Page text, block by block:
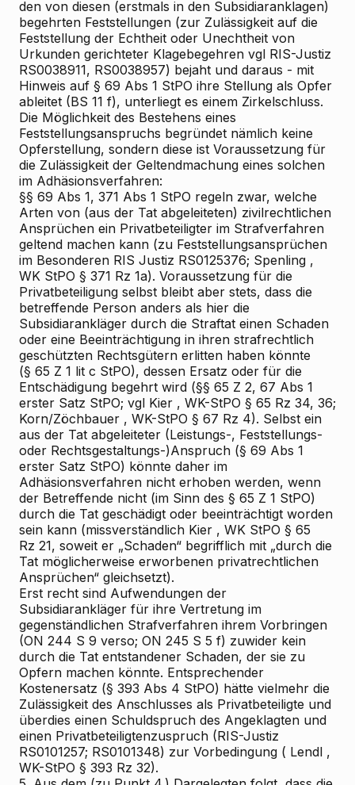
den von diesen (erstmals in den Subsidiaranklagen)
begehrten Feststellungen (zur Zulässigkeit auf die
Feststellung der Echtheit oder Unechtheit von
Urkunden gerichteter Klagebegehren vgl RIS-Justiz
RS0038911, RS0038957) bejaht und daraus - mit
Hinweis auf § 69 Abs 1 StPO ihre Stellung als Opfer
ableitet (BS 11 f), unterliegt es einem Zirkelschluss.
Die Möglichkeit des Bestehens eines
Feststellungsanspruchs begründet nämlich keine
Opferstellung, sondern diese ist Voraussetzung für
die Zulässigkeit der Geltendmachung eines solchen
im Adhäsionsverfahren:
§§ 69 Abs 1, 371 Abs 1 StPO regeln zwar, welche
Arten von (aus der Tat abgeleiteten) zivilrechtlichen
Ansprüchen ein Privatbeteiligter im Strafverfahren
geltend machen kann (zu Feststellungsansprüchen
im Besonderen RIS Justiz RS0125376; Spenling ,
WK StPO § 371 Rz 1a). Voraussetzung für die
Privatbeteiligung selbst bleibt aber stets, dass die
betreffende Person anders als hier die
Subsidiarankläger durch die Straftat einen Schaden
oder eine Beeinträchtigung in ihren strafrechtlich
geschützten Rechtsgütern erlitten haben könnte
(§ 65 Z 1 lit c StPO), dessen Ersatz oder für die
Entschädigung begehrt wird (§§ 65 Z 2, 67 Abs 1
erster Satz StPO; vgl Kier , WK-StPO § 65 Rz 34, 36;
Korn/Zöchbauer , WK-StPO § 67 Rz 4). Selbst ein
aus der Tat abgeleiteter (Leistungs-, Feststellungs-
oder Rechtsgestaltungs-)Anspruch (§ 69 Abs 1
erster Satz StPO) könnte daher im
Adhäsionsverfahren nicht erhoben werden, wenn
der Betreffende nicht (im Sinn des § 65 Z 1 StPO)
durch die Tat geschädigt oder beeinträchtigt worden
sein kann (missverständlich Kier , WK StPO § 65
Rz 21, soweit er „Schaden“ begrifflich mit „durch die
Tat möglicherweise erworbenen privatrechtlichen
Ansprüchen“ gleichsetzt).
Erst recht sind Aufwendungen der
Subsidiarankläger für ihre Vertretung im
gegenständlichen Strafverfahren ihrem Vorbringen
(ON 244 S 9 verso; ON 245 S 5 f) zuwider kein
durch die Tat entstandener Schaden, der sie zu
Opfern machen könnte. Entsprechender
Kostenersatz (§ 393 Abs 4 StPO) hätte vielmehr die
Zulässigkeit des Anschlusses als Privatbeteiligte und
überdies einen Schuldspruch des Angeklagten und
einen Privatbeteiligtenzuspruch (RIS-Justiz
RS0101257; RS0101348) zur Vorbedingung ( Lendl ,
WK-StPO § 393 Rz 32).